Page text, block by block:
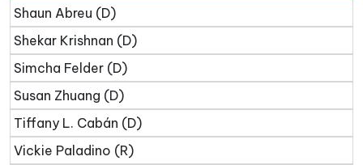
Shaun Abreu (D)
Shekar Krishnan (D)
Simcha Felder (D)
Susan Zhuang (D)
Tiffany L. Cabán (D)
Vickie Paladino (R)